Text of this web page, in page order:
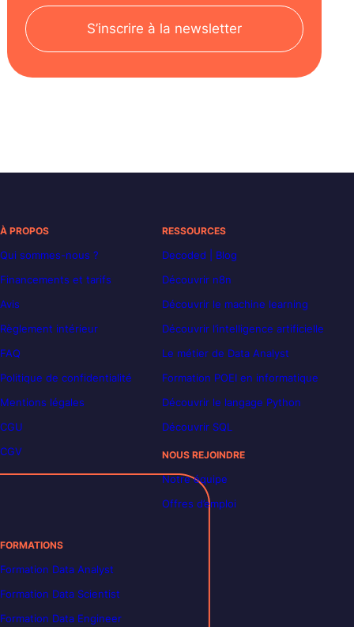
S’inscrire à la newsletter
À PROPOS
Qui sommes-nous ?
Financements et tarifs
Avis
Règlement intérieur
FAQ
Politique de confidentialité
Mentions légales
CGU
CGV
RESSOURCES
Decoded | Blog
Découvrir n8n
Découvrir le machine learning
Découvrir l’intelligence artificielle
Le métier de Data Analyst
Formation POEI en informatique
Découvrir le langage Python
Découvrir SQL
NOUS REJOINDRE
Notre équipe
Offres d’emploi
FORMATIONS
Formation Data Analyst
Formation Data Scientist
Formation Data Engineer